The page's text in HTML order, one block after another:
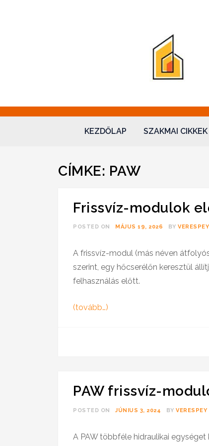
Hidraulika –
"Sol omnibus licet"
KEZDŐLAP SZAKMAI CIKKEK
CÍMKE: PAW
Frissvíz-modulok
POSTED ON MÁJUS 19, 2026 BY VERESPEY
A frissvíz-modul (más néven
szerint, egy hőcserélőn keresztül
felhasználás előtt.
(tovább…)
PAW frissvíz-
POSTED ON JÚNIUS 3, 2024 BY VERESPEY
A PAW többféle hidraulikai